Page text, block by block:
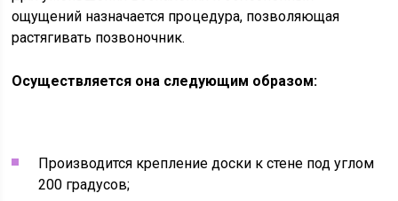
ощущений назначается процедура, позволяющая
растягивать позвоночник.
Осуществляется она следующим образом:
Производится крепление доски к стене под углом
200 градусов;